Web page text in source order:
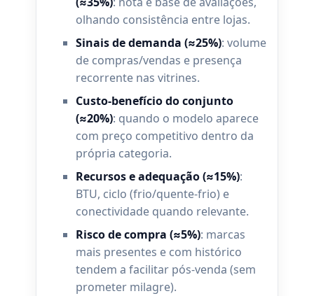
olhando consistência entre lojas.
Sinais de demanda (≈25%): volume
de compras/vendas e presença
recorrente nas vitrines.
Custo-benefício do conjunto
(≈20%): quando o modelo aparece
com preço competitivo dentro da
própria categoria.
Recursos e adequação (≈15%):
BTU, ciclo (frio/quente-frio) e
conectividade quando relevante.
Risco de compra (≈5%): marcas
mais presentes e com histórico
tendem a facilitar pós-venda (sem
prometer milagre).